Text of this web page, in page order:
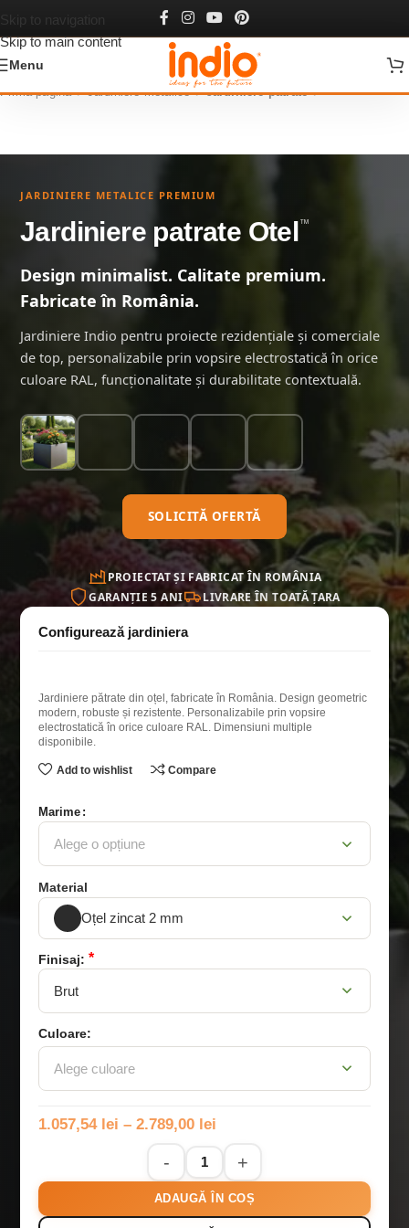
Skip to navigation
Skip to main content
Menu
Prima pagină Jardiniere metalice Jardiniere patrate
JARDINIERE METALICE PREMIUM
Jardiniere patrate Otel™
Design minimalist. Calitate premium.
Fabricate în România.
Jardiniere Indio pentru proiecte rezidențiale și comerciale
de top, personalizabile prin vopsire electrostatică în orice
culoare RAL, funcționalitate și durabilitate contextuală.
+4
SOLICITĂ OFERTĂ
PROIECTAT ȘI FABRICAT ÎN ROMÂNIA
GARANȚIE 5 ANI
LIVRARE ÎN TOATĂ ȚARA
Jardiniere pătrate din oțel, fabricate în România. Design geometric
modern, robuste și rezistente. Personalizabile prin vopsire
electrostatică în orice culoare RAL. Dimensiuni multiple
disponibile.
Add to wishlist Compare
Marime
Alege o opțiune
Material
Oțel zincat 2 mm
Finisaj: *
Brut
Culoare:
Alege culoare
1.057,54 lei – 2.789,00 lei
ADAUGĂ ÎN COȘ
Alternative: